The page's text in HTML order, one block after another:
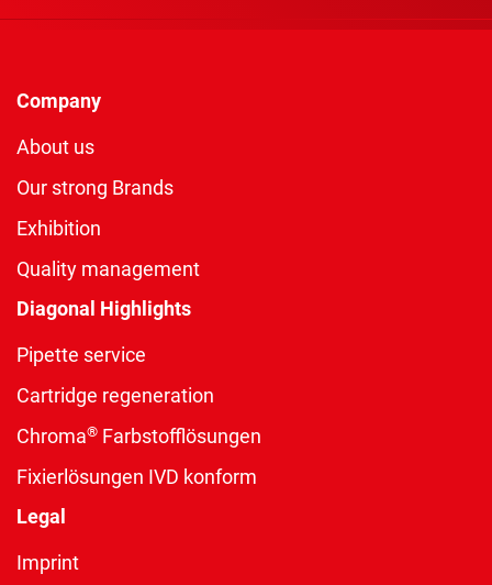
Company
About us
Our strong Brands
Exhibition
Quality management
Diagonal Highlights
Pipette service
Cartridge regeneration
Chroma® Farbstofflösungen
Fixierlösungen IVD konform
Legal
Imprint